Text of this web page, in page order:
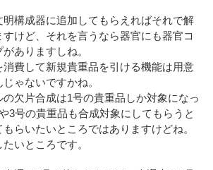
構成器に追加してもらえればそれで解
けど、それを言うなら器官にも器官コ
ありますしね。
費して新規貴重品を引ける機能は用意
ゃないですかね。
欠片合成は1号の貴重品しか対象になっ
3号の貴重品も合成対象にしてもらうと
らいたいところではありますけどね。
いところです。